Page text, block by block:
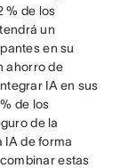
% de los
un
en su
ahorro de
IA en sus
de los
de la
IA de forma
estas